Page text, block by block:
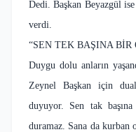
Dedi. Başkan Beyazgül ise
verdi.
“SEN TEK BAŞINA BİR
Duygu dolu anların
Zeynel Başkan için
duyuyor. Sen tak
duramaz. Sana da kurban